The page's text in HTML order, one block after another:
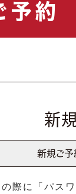
予約
新
の際に「パス